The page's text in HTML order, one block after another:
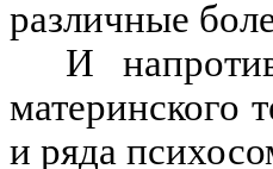
различные
И
материнского
и ряда